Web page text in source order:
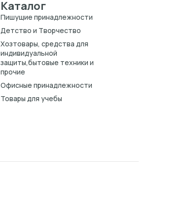
Каталог
Пишущие принадлежности
Детство и Творчество
Хозтовары, средства для
индивидуальной
защиты,бытовые техники и
прочие
Офисные принадлежности
Товары для учебы